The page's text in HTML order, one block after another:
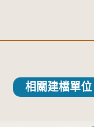
相關建檔單位